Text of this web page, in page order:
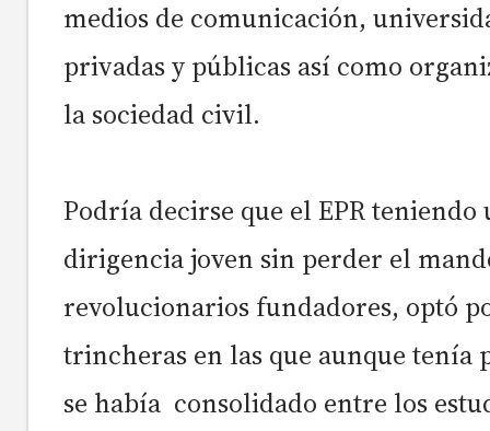
medios de comunicación,
privadas y públicas así como
la sociedad civil.
Podría decirse que el EPR teniendo
dirigencia joven sin perder el
revolucionarios fundadores, optó
trincheras en las que aunque tenía
se había consolidado entre los